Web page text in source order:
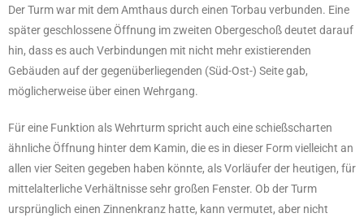
Der Turm war mit dem Amthaus durch einen Torbau verbunden. Eine
später geschlossene Öffnung im zweiten Obergeschoß deutet darauf
hin, dass es auch Verbindungen mit nicht mehr existierenden
Gebäuden auf der gegenüberliegenden (Süd-Ost-) Seite gab,
möglicherweise über einen Wehrgang.
Für eine Funktion als Wehrturm spricht auch eine schießscharten
ähnliche Öffnung hinter dem Kamin, die es in dieser Form vielleicht an
allen vier Seiten gegeben haben könnte, als Vorläufer der heutigen, für
mittelalterliche Verhältnisse sehr großen Fenster. Ob der Turm
ursprünglich einen Zinnenkranz hatte, kann vermutet, aber nicht